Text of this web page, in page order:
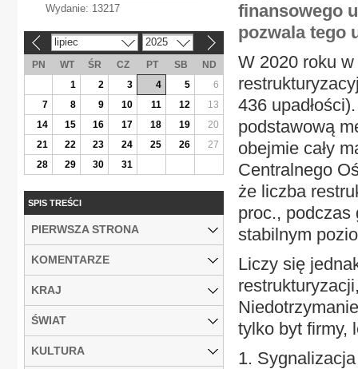
finansowego
pozwala tego
W 2020 roku
436
podstawową
obejmie cały
Centralnego
że liczba
proc., podczas
stabilnym
Liczy się
tylko byt firmy,
1.
Wydanie: 13217
lipiec 2025
PN WT ŚR CZ PT SB
ND
1
2 3 4 5
6
7
8 9 10 11 12
13
14
15 16 17 18 19
20
21
22 23 24 25 26
27
28
29 30 31
SPIS TREŚCI
PIERWSZA STRONA
KOMENTARZE
KRAJ
ŚWIAT
KULTURA